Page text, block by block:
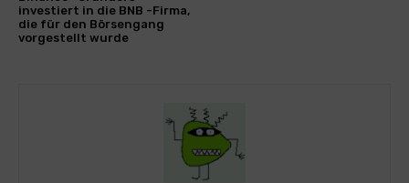
investiert in die BNB -Firma,
die für den Börsengang
vorgestellt wurde